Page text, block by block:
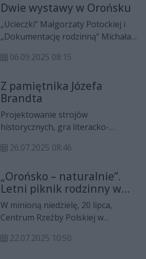
związane z modernizacją szkół i
przedszkoli, budową infrastruktury
sportowej, wsparciem lokalnych
OSP, dbaniem o jakość powietrza
oraz rozwojem orkiestr dętych.
projektów zostały podpisane 12
września. Ważne dla lokalnych
Białobrzegach i Orońsku.
Dwie wystawy w Orońsku
„Ucieczki” Małgorzaty Potockiej i
„Dokumentację rodzinną” Michała
Centrum Rzeźby Polskiej.
06.09.2025 08:15
Z pamiętnika Józefa
Brandta
Projektowanie strojów
historycznych, gra literacko-
to tylko część atrakcji czekających
wybiorą się do Orońska, do
Centrum Rzeźby Polskiej na ,,Lato z
Brandtem’’.
26.07.2025 08:46
„Orońsko – naturalnie”.
Letni piknik rodzinny w
Centrum Rzeźby Polskiej
W minioną niedzielę, 20 lipca,
Centrum Rzeźby Polskiej w
całe rodziny na piknik pod hasłem
22.07.2025 10:50